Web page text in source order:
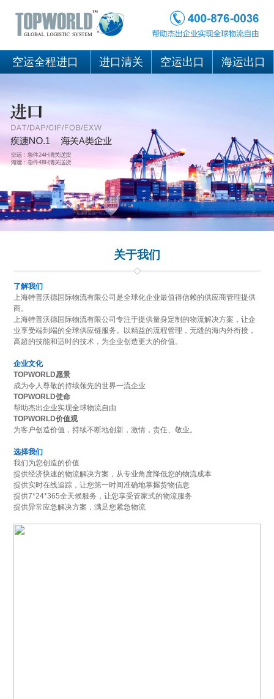
空运全程进口 进口清关 空运出口 海运出口
关于我们
了解我们
上海特普沃德国际物流有限公司是全球化企业最值得信赖的供应商管理提供
商。
上海特普沃德国际物流有限公司专注于提供量身定制的物流解决方案，让企
业享受端到端的全球供应链服务。以精益的流程管理，无缝的海内外衔接，
高超的技能和适时的技术，为企业创造更大的价值。
企业文化
TOPWORLD愿景
成为令人尊敬的持续领先的世界一流企业
TOPWORLD使命
帮助杰出企业实现全球物流自由
TOPWORLD价值观
为客户创造价值，持续不断地创新，激情，责任、敬业。
选择我们
我们为您创造的价值
提供经济快速的物流解决方案，从专业角度降低您的物流成本
提供实时在线追踪，让您第一时间准确地掌握货物信息
提供7*24*365全天候服务，让您享受管家式的物流服务
提供异常应急解决方案，满足您紧急物流